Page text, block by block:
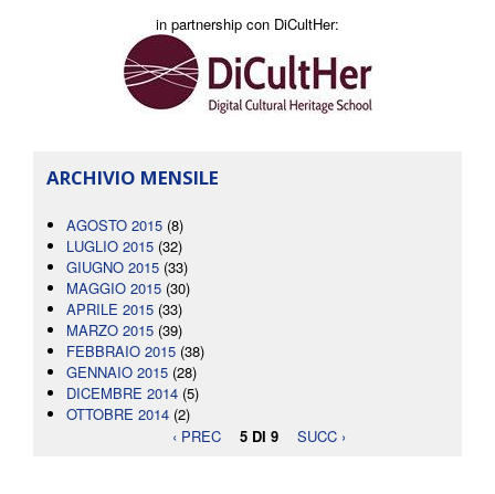
in partnership con DiCultHer:
ARCHIVIO MENSILE
AGOSTO 2015 (8)
LUGLIO 2015 (32)
GIUGNO 2015 (33)
MAGGIO 2015 (30)
APRILE 2015 (33)
MARZO 2015 (39)
FEBBRAIO 2015 (38)
GENNAIO 2015 (28)
DICEMBRE 2014 (5)
OTTOBRE 2014 (2)
‹ PREC
5 DI 9 SUCC ›